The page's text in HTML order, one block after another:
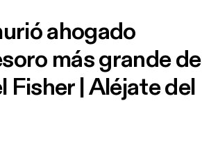
ahogado
más grande de
Fisher | Aléjate del